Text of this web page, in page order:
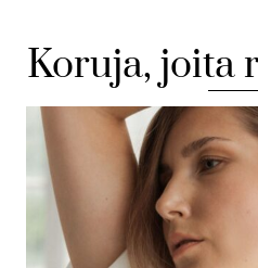
Koruja, joita